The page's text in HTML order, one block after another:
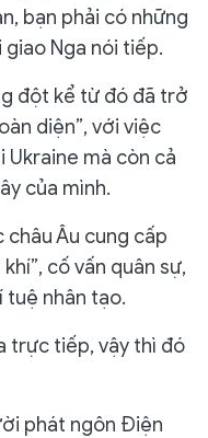
bạn phải có những
giao Nga nói tiếp.
đột kể từ đó đã trở
diện”, với việc
Ukraine mà còn cả
của mình.
Âu cung cấp
cố vấn quân sự,
tuệ nhân tạo.
trực tiếp, vậy thì đó
phát ngôn Điện